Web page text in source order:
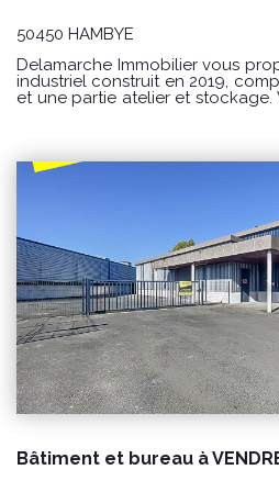
50450 HAMBYE
Delamarche Immobilier vous propose
industriel construit en 2019,
et une partie atelier et stockage. Vous trouverez au rez de
bureaux climatisé pour environ
environ 250m2, avec zone de
et l'ensemble est clôturé et protégé
ENERGIE : D et CLASSE
dépenses annuelles d'énergie
202 € EN DATE DU 17/10/2024 Les informations sur les
risques auxquels ce bien est
le site Géorisques : www.georisques.gouv.fr
Prix : 439 000 € (hors frais d'acte) ref : 8898SR Pour visiter
contacter l'agence Delamarche Immobilier
40 - ou Simon Regnault au 06 14